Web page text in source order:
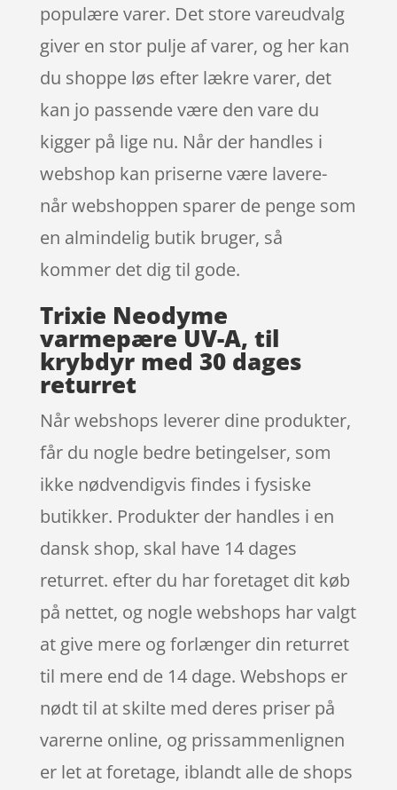
populære varer. Det store vareudvalg
giver en stor pulje af varer, og her kan
du shoppe løs efter lækre varer, det
kan jo passende være den vare du
kigger på lige nu. Når der handles i
webshop kan priserne være lavere-
når webshoppen sparer de penge som
en almindelig butik bruger, så
kommer det dig til gode.
Trixie Neodyme
varmepære UV-A, til
krybdyr med 30 dages
returret
Når webshops leverer dine produkter,
får du nogle bedre betingelser, som
ikke nødvendigvis findes i fysiske
butikker. Produkter der handles i en
dansk shop, skal have 14 dages
returret. efter du har foretaget dit køb
på nettet, og nogle webshops har valgt
at give mere og forlænger din returret
til mere end de 14 dage. Webshops er
nødt til at skilte med deres priser på
varerne online, og prissammenlignen
er let at foretage, iblandt alle de shops